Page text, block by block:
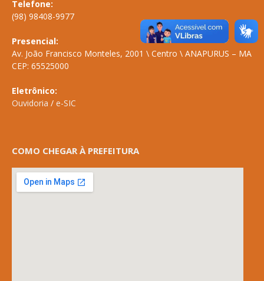
Telefone:
(98) 98408-9977
Presencial:
Av. João Francisco Monteles, 2001 \ Centro \ ANAPURUS – MA
CEP: 65525000
Eletrônico:
Ouvidoria / e-SIC
COMO CHEGAR À PREFEITURA